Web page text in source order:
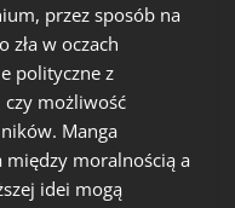
przez sposób na
zła w oczach
polityczne z
możliwość
Manga
między moralnością a
idei mogą